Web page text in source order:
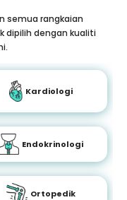
semua rangkaian
dipilih dengan kualiti
Kardiologi
Endokrinologi
Ortopedik